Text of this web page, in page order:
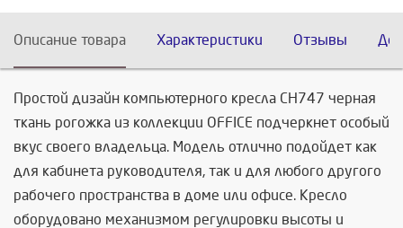
Описание товара Характеристики Отзывы
Простой дизайн компьютерного кресла CH747 черная
ткань рогожка из коллекции OFFICE подчеркнет особый
вкус своего владельца. Модель отлично подойдет как
для кабинета руководителя, так и для любого другого
рабочего пространства в доме или офисе. Кресло
оборудовано механизмом регулировки высоты и